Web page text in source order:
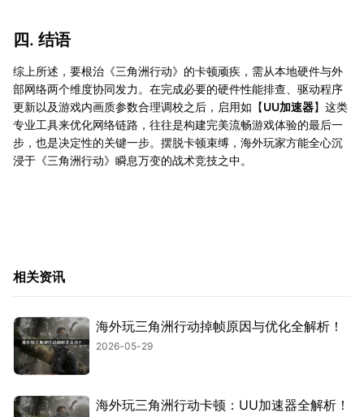
四. 结语
综上所述，要根治《三角洲行动》的卡顿顽疾，需从本地硬件与外
部网络两个维度协同发力。在完成必要的硬件性能排查、驱动程序
更新以及游戏内画质参数合理调校之后，启用如【UU加速器】这类
专业工具来优化网络链路，往往是构建完美流畅游戏体验的最后一
步，也是决定性的关键一步。摆脱卡顿束缚，海外玩家方能全心沉
浸于《三角洲行动》瞬息万变的战术竞技之中。
相关资讯
海外玩三角洲行动掉帧原因与优化全解析！
2026-05-29
海外玩三角洲行动卡顿：UU加速器全解析！